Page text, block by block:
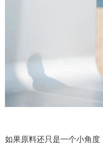
如果原料还只是一个小角